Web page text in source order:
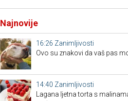
Najnovije
16:26 Zanimljivosti
Ovo su znakovi da vaš pas
14:40 Zanimljivosti
Lagana ljetna torta s